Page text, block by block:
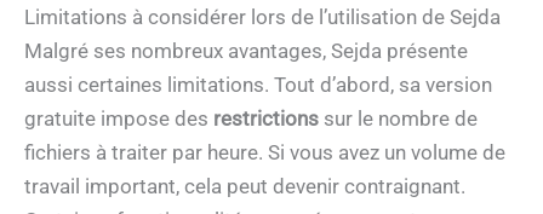
Limitations à considérer lors de l’utilisation de Sejda
Malgré ses nombreux avantages, Sejda présente
aussi certaines limitations. Tout d’abord, sa version
gratuite impose des restrictions sur le nombre de
fichiers à traiter par heure. Si vous avez un volume de
travail important, cela peut devenir contraignant.